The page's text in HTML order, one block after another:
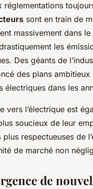
réglementations
sont en train de
massivement dans
les
Des géants de
des plans
électriques dans les
vers l’électrique est
soucieux de leur
plus respectueuses de
de marché non
de